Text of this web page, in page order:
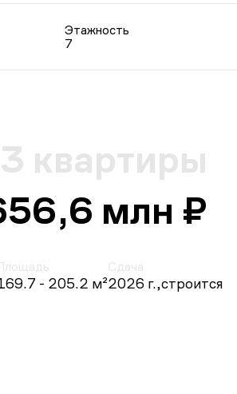
Этажность
7
квартиры
млн ₽
- 205.2 м²
Сдача
2026 г.,строится